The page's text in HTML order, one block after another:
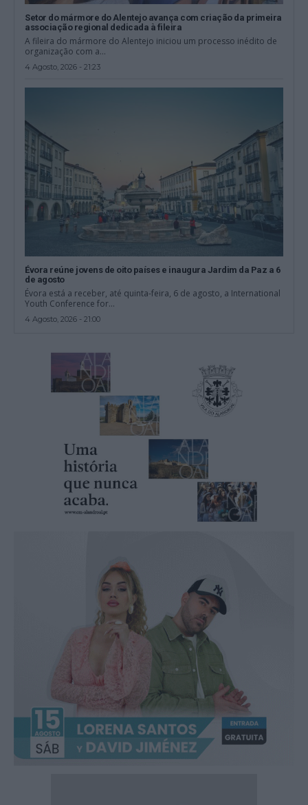
Setor do mármore do Alentejo avança com criação da primeira
associação regional dedicada à fileira
A fileira do mármore do Alentejo iniciou um processo inédito de
organização com a...
4 Agosto, 2026 - 21:23
Évora reúne jovens de oito países e inaugura Jardim da Paz a 6
de agosto
Évora está a receber, até quinta-feira, 6 de agosto, a International
Youth Conference for...
4 Agosto, 2026 - 21:00